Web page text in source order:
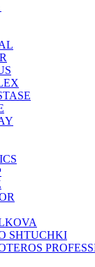
SHTUCHKI